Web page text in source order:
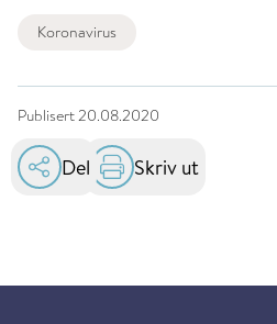
Koronavirus
Publisert20.08.2020
Del Skriv ut